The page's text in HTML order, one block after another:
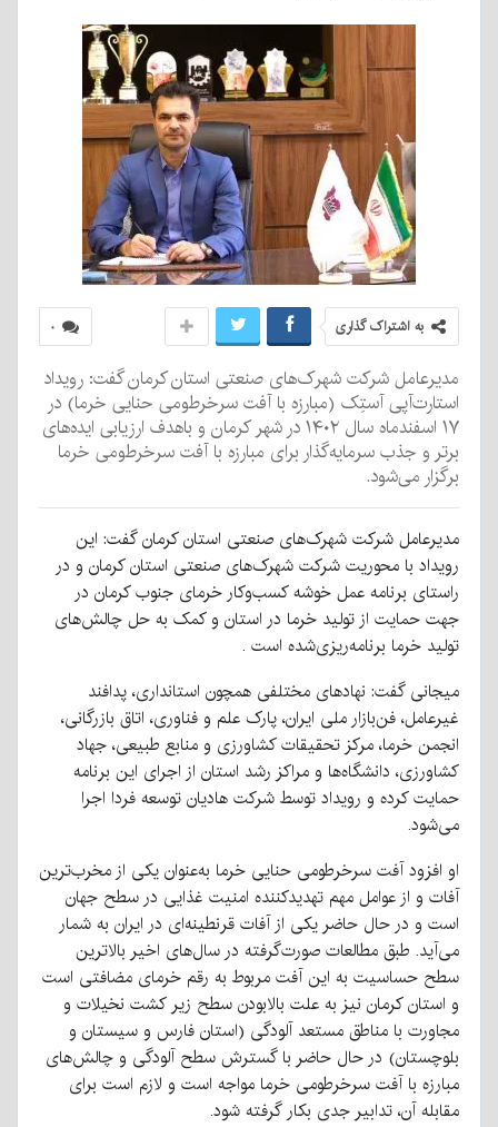
۰ به اشتراک گذاری
مدیرعامل شرکت شهرک‌های صنعتی استان کرمان گفت: رویداد
استارت‌آپی آستِک (مبارزه با آفت سرخرطومی حنایی خرما) در
۱۷ اسفندماه سال ۱۴۰۲ در شهر کرمان و باهدف ارزیابی ایده‌های
برتر و جذب سرمایه‌گذار برای مبارزه با آفت سرخرطومی خرما
برگزار می‌شود.
مدیرعامل شرکت شهرک‌های صنعتی استان کرمان گفت: این
رویداد با محوریت شرکت شهرک‌های صنعتی استان کرمان و در
راستای برنامه عمل خوشه کسب‌وکار خرمای جنوب کرمان در
جهت حمایت از تولید خرما در استان و کمک به حل چالش‌های
تولید خرما برنامه‌ریزی‌شده است .
میجانی گفت: نهادهای مختلفی همچون استانداری، پدافند
غیرعامل، فن‌بازار ملی ایران، پارک علم و فناوری، اتاق بازرگانی،
انجمن خرما، مرکز تحقیقات کشاورزی و منابع طبیعی، جهاد
کشاورزی، دانشگاه‌ها و مراکز رشد استان از اجرای این برنامه
حمایت کرده و رویداد توسط شرکت هادیان توسعه فردا اجرا
می‌شود.
او افزود آفت سرخرطومی حنایی خرما به‌عنوان یکی از مخرب‌ترین
آفات و از عوامل مهم تهدیدکننده امنیت غذایی در سطح جهان
است و در حال حاضر یکی از آفات قرنطینه‌ای در ایران به شمار
می‌آید. طبق مطالعات صورت‌گرفته در سال‌های اخیر بالاترین
سطح حساسیت به این آفت مربوط به رقم خرمای مضافتی است
و استان کرمان نیز به علت بالابودن سطح زیر کشت نخیلات و
مجاورت با مناطق مستعد آلودگی (استان فارس و سیستان و
بلوچستان) در حال حاضر با گسترش سطح آلودگی و چالش‌های
مبارزه با آفت سرخرطومی خرما مواجه است و لازم است برای
مقابله آن، تدابیر جدی بکار گرفته شود.